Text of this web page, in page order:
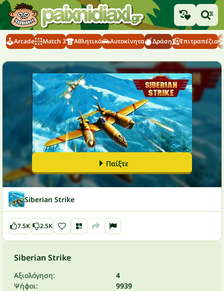
Arcade Match 3 Αθλητικά Αυτοκίνητα Δράση Επιτραπέζια
Παίξτε
Siberian Strike
7.5K 2.5K
Siberian Strike
Αξιολόγηση:
4
Ψήφοι:
9939